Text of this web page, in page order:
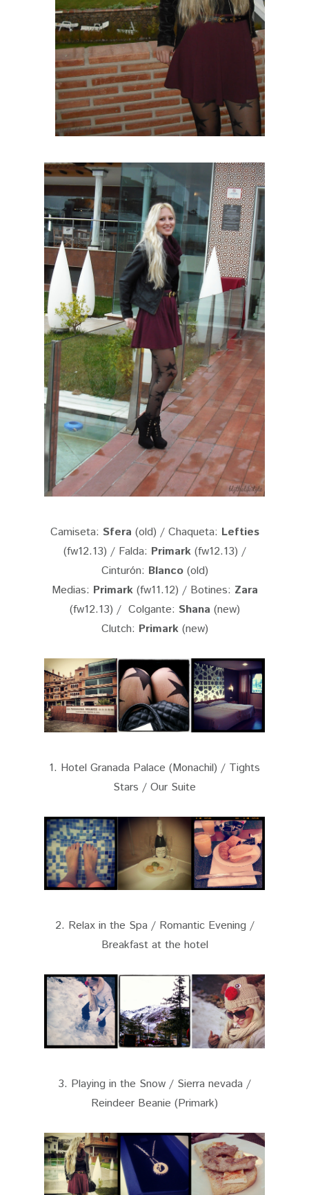
Camiseta: Sfera (old) / Chaqueta: Lefties
(fw12.13) / Falda: Primark(fw12.13) /
Cinturón: Blanco(old)
Medias: Primark(fw11.12) / Botines: Zara
(fw12.13) / Colgante: Shana (new)
Clutch: Primark(new)
1. Hotel Granada Palace (Monachil) / Tights
Stars / Our Suite
2. Relax in the Spa / Romantic Evening /
Breakfast at the hotel
3. Playing in the Snow / Sierra nevada /
Reindeer Beanie (Primark)